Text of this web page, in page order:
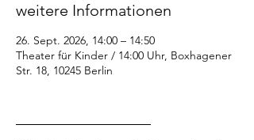
weitere Informationen
26. Sept. 2026, 14:00 – 14:50
Theater für Kinder / 14:00 Uhr, Boxhagener
Str. 18, 10245 Berlin